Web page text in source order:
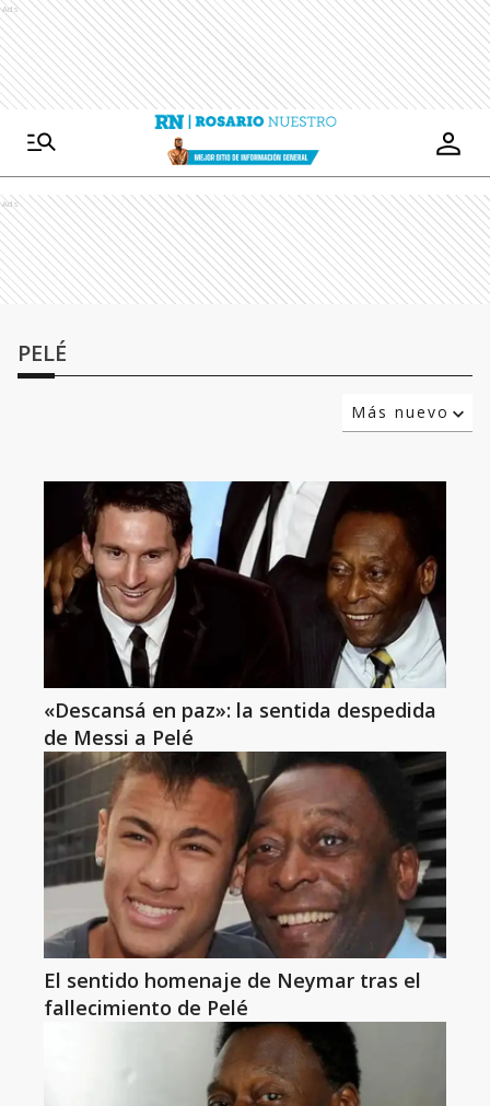
Ads
Ads
PELÉ
Más nuevo
«Descansá en paz»: la sentida despedida
de Messi a Pelé
El sentido homenaje de Neymar tras el
fallecimiento de Pelé